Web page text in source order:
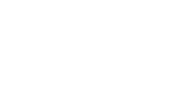
Carvajal:
resistencia y
deportivo en
NO HAY